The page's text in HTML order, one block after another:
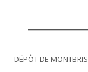
DÉPÔT DE